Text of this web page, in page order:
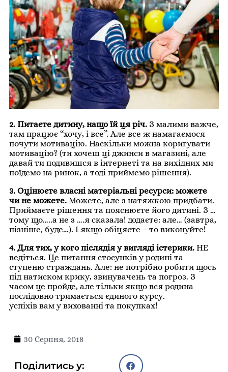
2. Питаєте дитину, нащо їй ця річ. З малими важче,
там працює “хочу, і все”. Але все ж намагаємося
почути мотивацію. Наскільки можна коригувати
мотивацію? (ти хочеш ці джинси в магазині, але
давай ти подивишся в інтернеті та на вихідних ми
поїдемо на ринок, а тоді приймемо рішення).
3. Оцінюєте власні матеріальні ресурси: можете
чи не можете. Можете, але з натяжкою придбати.
Приймаєте рішення та пояснюєте його дитині. З …
тому що…..а не з ….я сказала! додаєте: але… (завтра,
пізніше, буде…). І якщо обіцяєте – то виконуйте!
4. Для тих, у кого післядія у вигляді істерики. НЕ
ведіться. Це питання стосунків у родині та
ступеню страждань. Але: не потрібно робити щось
під натиском крику, звинувачень та погроз. З
часом це пройде, але тільки якщо вся родина
послідовно тримається єдиного курсу.
успіхів вам у вихованні та покупках!
30 Серпня, 2018
Поділитись у: